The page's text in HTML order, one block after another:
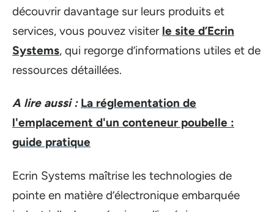
découvrir davantage sur leurs produits et
services, vous pouvez visiter le site d’Ecrin
Systems, qui regorge d’informations utiles et de
ressources détaillées.
A lire aussi : La réglementation de
l'emplacement d'un conteneur poubelle :
guide pratique
Ecrin Systems maîtrise les technologies de
pointe en matière d’électronique embarquée